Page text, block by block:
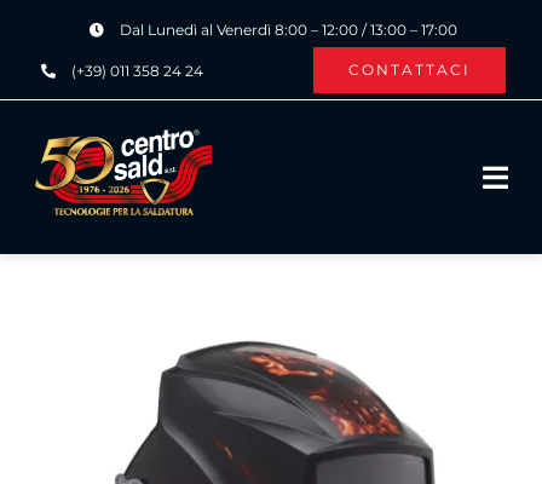
contenuto
Dal Lunedì al Venerdì 8:00 – 12:00 / 13:00 – 17:00
(+39) 011 358 24 24 CONTATTACI